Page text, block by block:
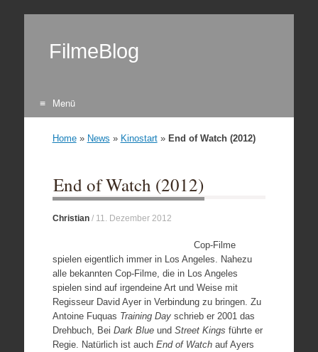
FilmeBlog
Menü
Home» News » Kinostart» End of Watch (2012)
End of Watch (2012)
Christian/ 11. Dezember 2012
Cop-Filme
spielen eigentlich immer in Los Angeles. Nahezu
alle bekannten Cop-Filme, die in Los Angeles
spielen sind auf irgendeine Art und Weise mit
Regisseur David Ayer in Verbindung zu bringen. Zu
Antoine Fuquas Training Dayschrieb er 2001 das
Drehbuch, Bei Dark Blueund Street Kings führte er
Regie. Natürlich ist auch End of Watchauf Ayers